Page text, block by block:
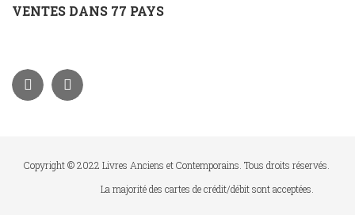
VENTES DANS 77 PAYS
Copyright © 2022 Livres Anciens et Contemporains. Tous droits réservés.
La majorité des cartes de crédit/débit sont acceptées.